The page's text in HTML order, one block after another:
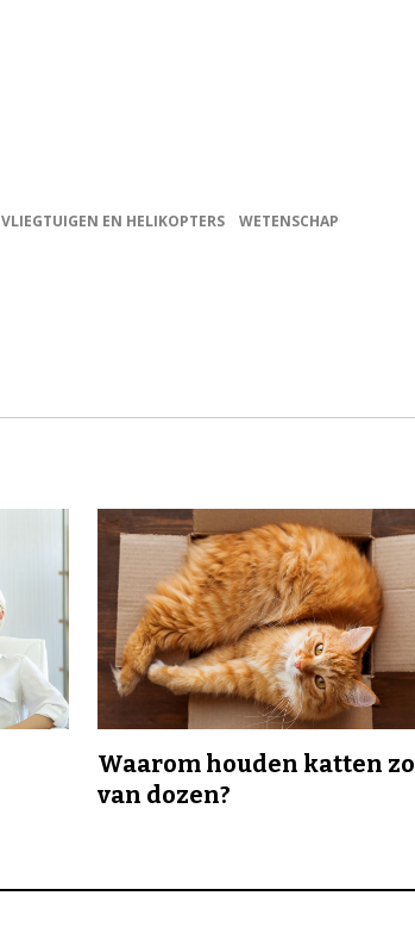
VLIEGTUIGEN EN HELIKOPTERS WETENSCHAP
Waarom houden katten zo
van dozen?